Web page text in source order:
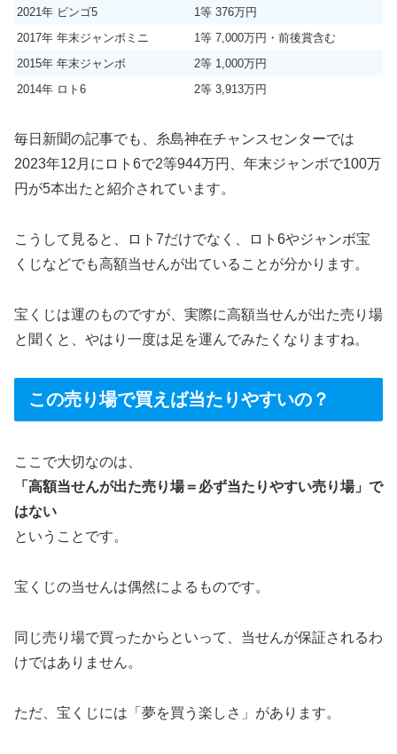
2021年 ビンゴ5
1等 376万円
2017年 年末ジャンボミニ
1等 7,000万円・前後賞含む
2015年 年末ジャンボ
2等 1,000万円
2014年 ロト6
2等 3,913万円
毎日新聞の記事でも、糸島神在チャンスセンターでは
2023年12月にロト6で2等944万円、年末ジャンボで100万
円が5本出たと紹介されています。
こうして見ると、ロト7だけでなく、ロト6やジャンボ宝
くじなどでも高額当せんが出ていることが分かります。
宝くじは運のものですが、実際に高額当せんが出た売り場
と聞くと、やはり一度は足を運んでみたくなりますね。
この売り場で買えば当たりやすいの？
ここで大切なのは、
「高額当せんが出た売り場＝必ず当たりやすい売り場」で
はない
ということです。
宝くじの当せんは偶然によるものです。
同じ売り場で買ったからといって、当せんが保証されるわ
けではありません。
ただ、宝くじには「夢を買う楽しさ」があります。